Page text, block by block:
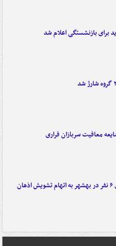
برای بازنشستگی اعلام شد
معافیت سربازان فراری
دستگیری ۶ نفر در بهشهر به اتهام تشویش اذهان